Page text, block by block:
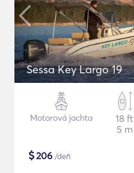
Sessa Key Largo 19
Motorová jachta
18 ft
5 m
$206 /deň